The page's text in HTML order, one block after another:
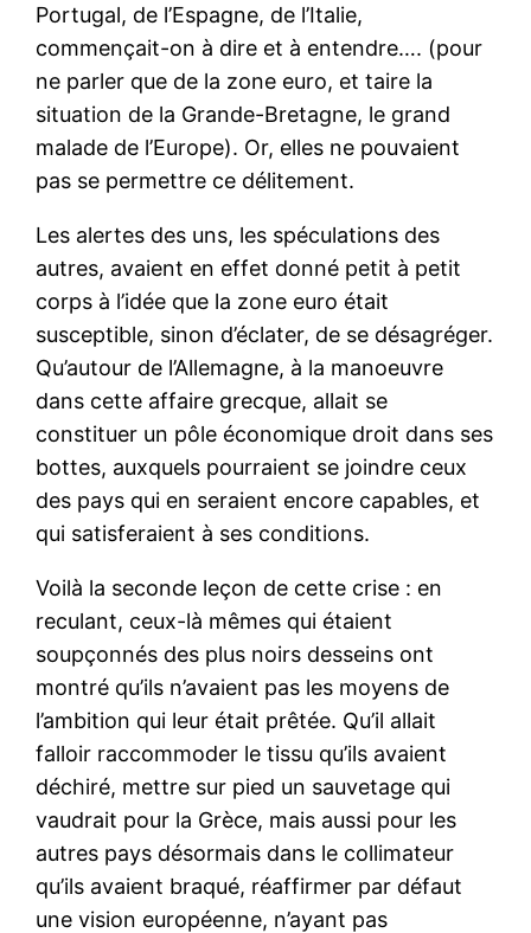
Portugal, de l’Espagne, de l’Italie,
commençait-on à dire et à entendre…. (pour
ne parler que de la zone euro, et taire la
situation de la Grande-Bretagne, le grand
malade de l’Europe). Or, elles ne pouvaient
pas se permettre ce délitement.
Les alertes des uns, les spéculations des
autres, avaient en effet donné petit à petit
corps à l’idée que la zone euro était
susceptible, sinon d’éclater, de se désagréger.
Qu’autour de l’Allemagne, à la manoeuvre
dans cette affaire grecque, allait se
constituer un pôle économique droit dans ses
bottes, auxquels pourraient se joindre ceux
des pays qui en seraient encore capables, et
qui satisferaient à ses conditions.
Voilà la seconde leçon de cette crise : en
reculant, ceux-là mêmes qui étaient
soupçonnés des plus noirs desseins ont
montré qu’ils n’avaient pas les moyens de
l’ambition qui leur était prêtée. Qu’il allait
falloir raccommoder le tissu qu’ils avaient
déchiré, mettre sur pied un sauvetage qui
vaudrait pour la Grèce, mais aussi pour les
autres pays désormais dans le collimateur
qu’ils avaient braqué, réaffirmer par défaut
une vision européenne, n’ayant pas